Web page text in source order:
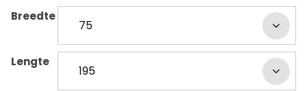
Breedte
Lengte